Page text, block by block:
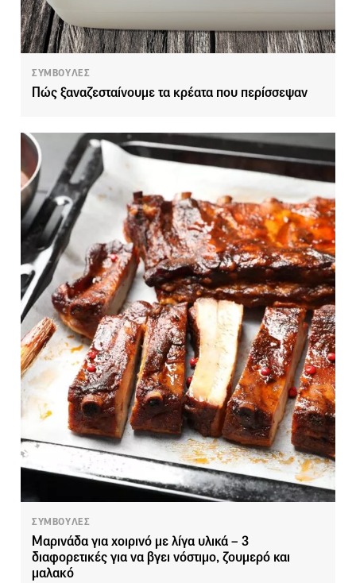
ΣΥΜΒΟΥΛΕΣ
Πώς ξαναζεσταίνουμε τα κρέατα που περίσσεψαν
ΣΥΜΒΟΥΛΕΣ
Μαρινάδα για χοιρινό με λίγα υλικά – 3
διαφορετικές για να βγει νόστιμο, ζουμερό και
μαλακό